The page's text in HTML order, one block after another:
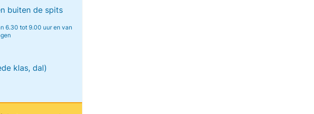
buiten de spits
6.30 tot 9.00 uur en van
klas, dal)